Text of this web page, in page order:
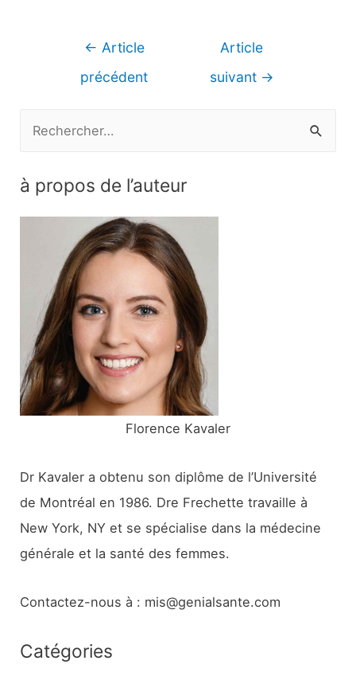
Navigation
← Article
précédent
Article
suivant →
h
:
à propos de l’auteur
Florence Kavaler
Dr Kavaler a obtenu son diplôme de l’Université
de Montréal en 1986. Dre Frechette travaille à
New York, NY et se spécialise dans la médecine
générale et la santé des femmes.
Contactez-nous à : mis@genialsante.com
Catégories